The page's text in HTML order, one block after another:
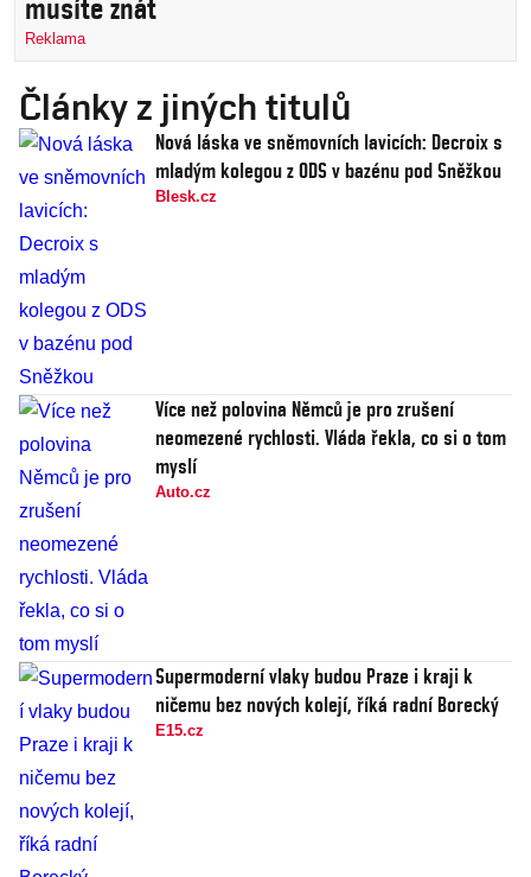
musíte znát
Reklama
Články z jiných titulů
Nová láska ve sněmovních lavicích: Decroix s
mladým kolegou z ODS v bazénu pod Sněžkou
Blesk.cz
Více než polovina Němců je pro zrušení
neomezené rychlosti. Vláda řekla, co si o tom
myslí
Auto.cz
Supermoderní vlaky budou Praze i kraji k
ničemu bez nových kolejí, říká radní Borecký
E15.cz